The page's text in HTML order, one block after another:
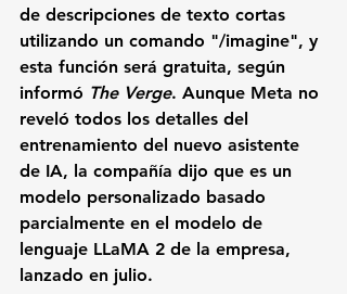
de descripciones de texto cortas
utilizando un comando "/imagine", y
esta función será gratuita, según
informó The Verge. Aunque Meta no
reveló todos los detalles del
entrenamiento del nuevo asistente
de IA, la compañía dijo que es un
modelo personalizado basado
parcialmente en el modelo de
lenguaje LLaMA 2 de la empresa,
lanzado en julio.